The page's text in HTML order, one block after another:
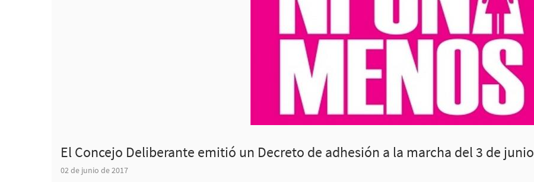
El Concejo Deliberante emitió un Decreto de adhesión a la marcha del 3 de junio
02 de junio de 2017